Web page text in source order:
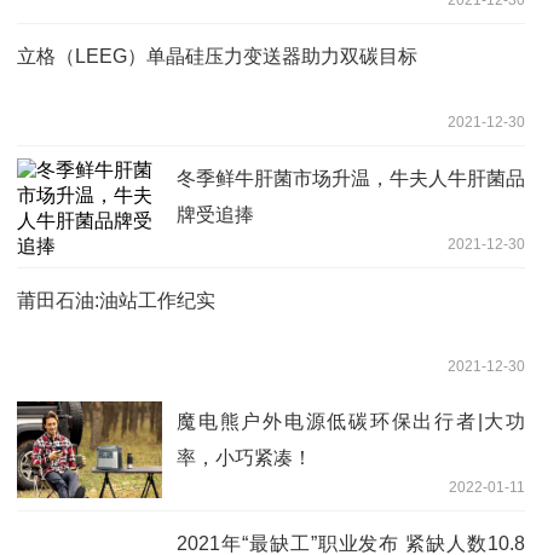
立格（LEEG）单晶硅压力变送器助力双碳目标
2021-12-30
冬季鲜牛肝菌市场升温，牛夫人牛肝菌品
牌受追捧
2021-12-30
莆田石油:油站工作纪实
2021-12-30
魔电熊户外电源低碳环保出行者|大功
率，小巧紧凑！
2022-01-11
2021年“最缺工”职业发布 紧缺人数10.8